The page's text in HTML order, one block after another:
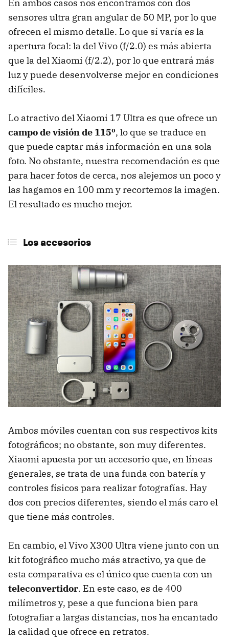
En ambos casos nos encontramos con dos
sensores ultra gran angular de 50 MP, por lo que
ofrecen el mismo detalle. Lo que sí varía es la
apertura focal: la del Vivo (f/2.0) es más abierta
que la del Xiaomi (f/2.2), por lo que entrará más
luz y puede desenvolverse mejor en condiciones
difíciles.
Lo atractivo del Xiaomi 17 Ultra es que ofrece un
campo de visión de 115º, lo que se traduce en
que puede captar más información en una sola
foto. No obstante, nuestra recomendación es que
para hacer fotos de cerca, nos alejemos un poco y
las hagamos en 100 mm y recortemos la imagen.
El resultado es mucho mejor.
Los accesorios
Ambos móviles cuentan con sus respectivos kits
fotográficos; no obstante, son muy diferentes.
Xiaomi apuesta por un accesorio que, en líneas
generales, se trata de una funda con batería y
controles físicos para realizar fotografías. Hay
dos con precios diferentes, siendo el más caro el
que tiene más controles.
En cambio, el Vivo X300 Ultra viene junto con un
kit fotográfico mucho más atractivo, ya que de
esta comparativa es el único que cuenta con un
teleconvertidor. En este caso, es de 400
milímetros y, pese a que funciona bien para
fotografiar a largas distancias, nos ha encantado
la calidad que ofrece en retratos.